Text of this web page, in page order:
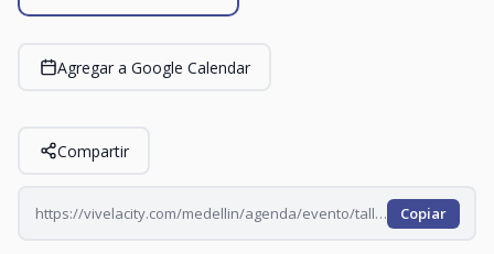
Agregar a Google Calendar
Compartir
https://vivelacity.com/medellin/agenda/evento/taller-de-escritura-evocaciones-2026-07-29 Copiar